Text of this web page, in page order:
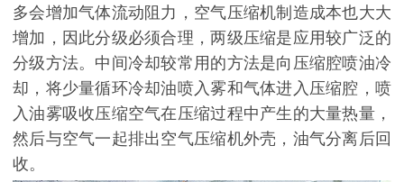
多会增加气体流动阻力，空气压缩机制造成本也大大
增加，因此分级必须合理，两级压缩是应用较广泛的
分级方法。中间冷却较常用的方法是向压缩腔喷油冷
却，将少量循环冷却油喷入雾和气体进入压缩腔，喷
入油雾吸收压缩空气在压缩过程中产生的大量热量，
然后与空气一起排出空气压缩机外壳，油气分离后回
收。